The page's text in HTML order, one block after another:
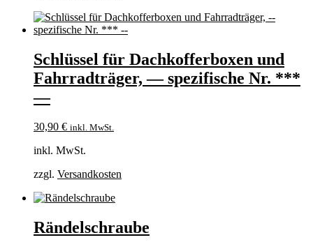
Schlüssel für Dachkofferboxen und
Fahrradträger, — spezifische Nr. ***
—
30,90 € inkl. MwSt.
inkl. MwSt.
zzgl. Versandkosten
Rändelschraube